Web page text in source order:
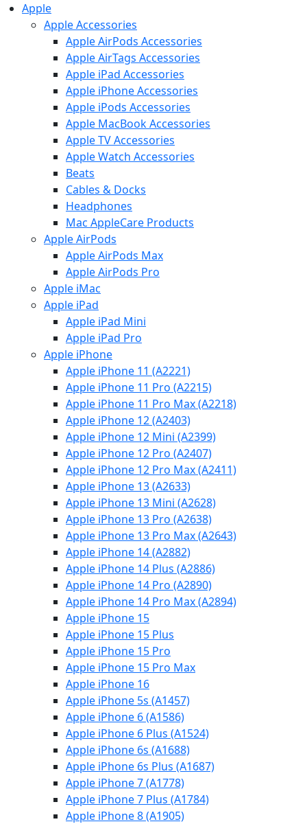
Apple
Apple Accessories
Apple AirPods Accessories
Apple AirTags Accessories
Apple iPad Accessories
Apple iPhone Accessories
Apple iPods Accessories
Apple MacBook Accessories
Apple TV Accessories
Apple Watch Accessories
Beats
Cables & Docks
Headphones
Mac AppleCare Products
Apple AirPods
Apple AirPods Max
Apple AirPods Pro
Apple iMac
Apple iPad
Apple iPad Mini
Apple iPad Pro
Apple iPhone
Apple iPhone 11 (A2221)
Apple iPhone 11 Pro (A2215)
Apple iPhone 11 Pro Max (A2218)
Apple iPhone 12 (A2403)
Apple iPhone 12 Mini (A2399)
Apple iPhone 12 Pro (A2407)
Apple iPhone 12 Pro Max (A2411)
Apple iPhone 13 (A2633)
Apple iPhone 13 Mini (A2628)
Apple iPhone 13 Pro (A2638)
Apple iPhone 13 Pro Max (A2643)
Apple iPhone 14 (A2882)
Apple iPhone 14 Plus (A2886)
Apple iPhone 14 Pro (A2890)
Apple iPhone 14 Pro Max (A2894)
Apple iPhone 15
Apple iPhone 15 Plus
Apple iPhone 15 Pro
Apple iPhone 15 Pro Max
Apple iPhone 16
Apple iPhone 5s (A1457)
Apple iPhone 6 (A1586)
Apple iPhone 6 Plus (A1524)
Apple iPhone 6s (A1688)
Apple iPhone 6s Plus (A1687)
Apple iPhone 7 (A1778)
Apple iPhone 7 Plus (A1784)
Apple iPhone 8 (A1905)